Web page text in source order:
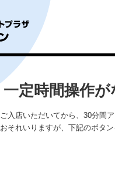
一定時間操作
ご入店いただいてから、30分間
おそれいりますが、下記のボタ